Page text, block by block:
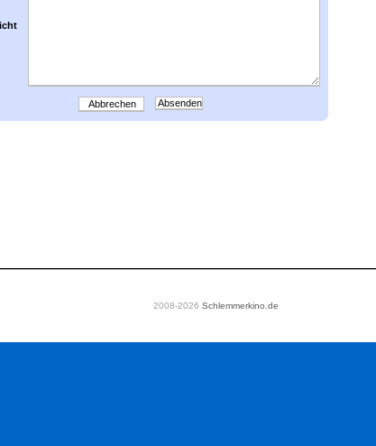
Abbrechen
2008-2026 Schlemmerkino.de